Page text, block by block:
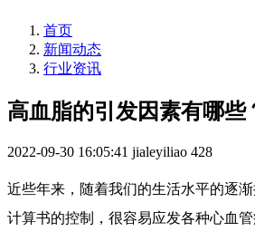
首页
新闻动态
行业资讯
高血脂的引发因素有哪些
2022-09-30 16:05:41 jialeyiliao 428
近些年来，随着我们的生活水平的逐
计算书的控制，很容易应发各种心血